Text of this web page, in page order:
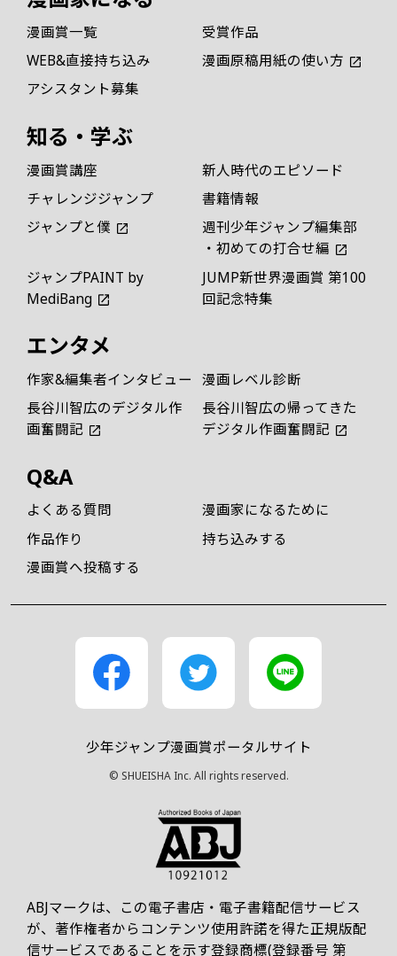
漫画賞一覧
受賞作品
WEB&直接持ち込み
漫画原稿用紙の使い方
アシスタント募集
知る・学ぶ
漫画賞講座
新人時代のエピソード
チャレンジジャンプ
書籍情報
ジャンプと僕
週刊少年ジャンプ編集部
・初めての打合せ編
ジャンプPAINT by
MediBang
JUMP新世界漫画賞 第100
回記念特集
エンタメ
作家&編集者インタビュー 漫画レベル診断
長谷川智広のデジタル作
画奮闘記
長谷川智広の帰ってきた
デジタル作画奮闘記
Q&A
よくある質問
漫画家になるために
作品作り
持ち込みする
漫画賞へ投稿する
少年ジャンプ漫画賞ポータルサイト
© SHUEISHA Inc. All rights reserved.
ABJマークは、この電子書店・電子書籍配信サービス
が、著作権者からコンテンツ使用許諾を得た正規版配
信サービスであることを示す登録商標(登録番号 第